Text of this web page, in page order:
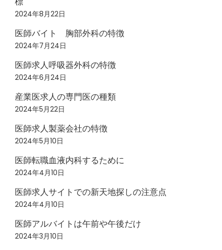
2024年8月22日
医師バイト 胸部外科の特徴
2024年7月24日
医師求人呼吸器外科の特徴
2024年6月24日
産業医求人の専門医の種類
2024年5月22日
医師求人製薬会社の特徴
2024年5月10日
医師転職血液内科するために
2024年4月10日
医師求人サイトでの新天地探しの注意点
2024年4月10日
医師アルバイトは午前や午後だけ
2024年3月10日